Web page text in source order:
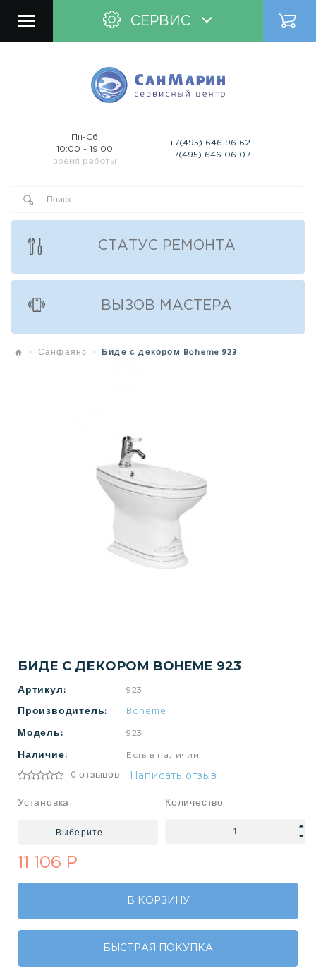
СЕРВИС
Пн-Сб
10:00 - 19:00
время работы
+7(495) 646 96 62
+7(495) 646 06 07
СТАТУС РЕМОНТА
ВЫЗОВ МАСТЕРА
Санфаянс Биде с декором Boheme 923
БИДЕ С ДЕКОРОМ BOHEME 923
Артикул: 923
Производитель:
Boheme
Модель:
923
Наличие: Есть в наличии
0 отзывов Написать отзыв
Установка Количество
11 106 Р
В КОРЗИНУ
БЫСТРАЯ ПОКУПКА